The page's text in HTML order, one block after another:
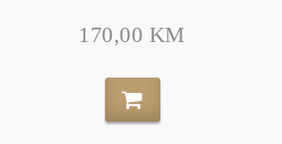
170,00 KM